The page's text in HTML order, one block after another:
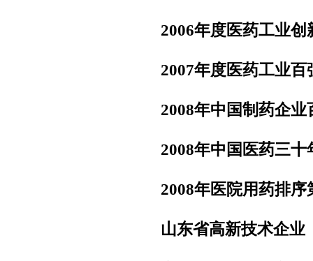
2006年度医药工业创
2007年度医药工业百
2008年中国制药企业
2008年中国医药三十
2008年医院用药排序
山东省高新技术企业